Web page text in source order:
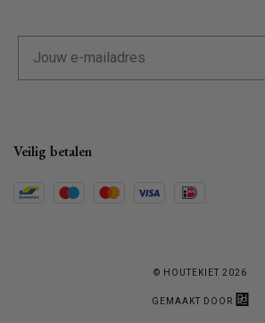
Veilig betalen
© HOUTEKIET 2026
GEMAAKT DOOR